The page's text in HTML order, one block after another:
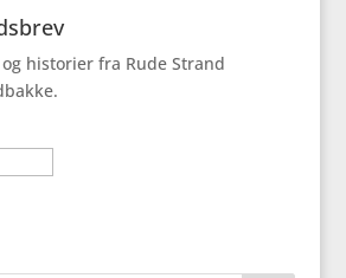
historier fra Rude Strand